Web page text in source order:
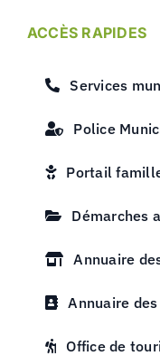
ACCÈS RAPIDES
Services
Police
Portail
Démarches
Annuaire
Annuaire
Office de